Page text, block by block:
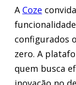
A Coze
configurados
zero. A
quem busca